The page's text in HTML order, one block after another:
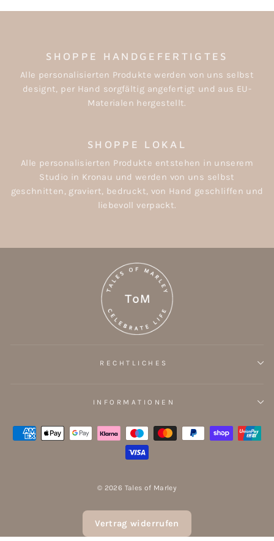
SHOPPE HANDGEFERTIGTES
Alle personalisierten Produkte werden von uns selbst
designt, per Hand sorgfältig angefertigt und aus EU-
Materialen hergestellt.
SHOPPE LOKAL
Alle personalisierten Produkte entstehen in unserem
Studio in Kronau und werden von uns selbst
geschnitten, graviert, bedruckt, von Hand geschliffen und
liebevoll verpackt.
RECHTLICHES
INFORMATIONEN
© 2026 Tales of Marley
Vertrag widerrufen